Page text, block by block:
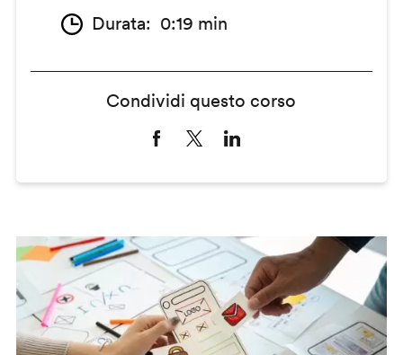
Durata 0:19 min
Condividi questo corso